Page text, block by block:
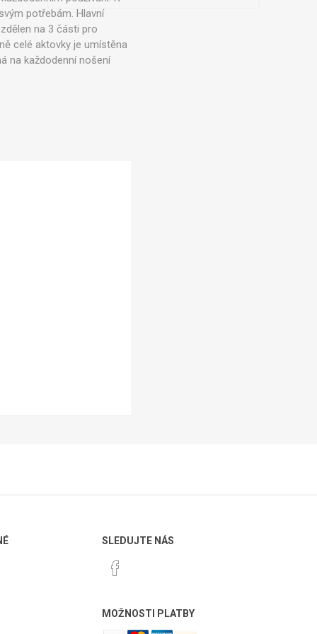
potřebám. Hlavní
na 3 části pro
celé aktovky je umístěna
na každodenní nošení
SLEDUJTE NÁS
MOŽNOSTI PLATBY